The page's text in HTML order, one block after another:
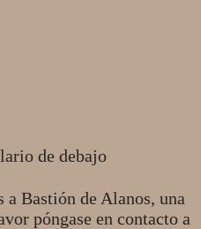
de debajo
a Bastión de Alanos, una
póngase en contacto a